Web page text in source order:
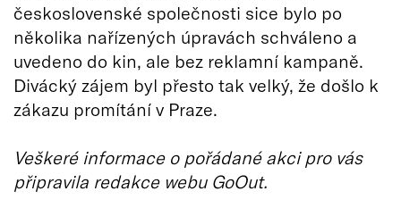
československé společnosti sice bylo po
několika nařízených úpravách schváleno a
uvedeno do kin, ale bez reklamní kampaně.
Divácký zájem byl přesto tak velký, že došlo k
zákazu promítání v Praze.
Veškeré informace o pořádané akci pro vás
připravila redakce webu GoOut.